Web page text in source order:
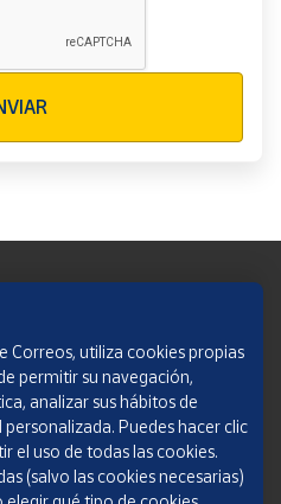
Correos, utiliza cookies propias
permitir su navegación,
analizar sus hábitos de
Puedes hacer clic
el uso de todas las cookies.
(salvo las cookies necesarias)